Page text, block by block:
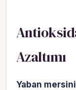
Azaltımı
Yaban